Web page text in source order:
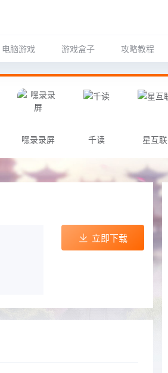
电脑游戏 游戏盒子 攻略教程
嘿录录屏 千读 星互联
立即下载